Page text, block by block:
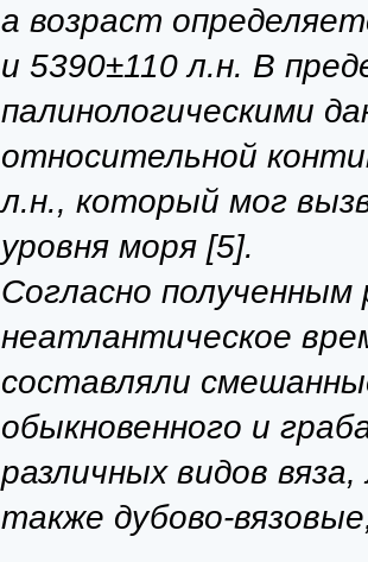
а возраст
и 5390±110 л.н. В
палинологическими
относительной
л.н., который мог
уровня моря [5].
Согласно полученным
неатлантическое
составляли
обыкновенного и
различных видов
также дубово-